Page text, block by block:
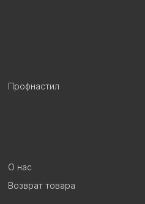
Профнастил
О нас
Возврат товара